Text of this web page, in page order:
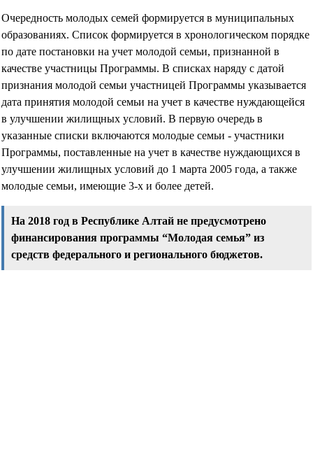
Очередность молодых семей формируется в муниципальных
образованиях. Список формируется в хронологическом порядке
по дате постановки на учет молодой семьи, признанной в
качестве участницы Программы. В списках наряду с датой
признания молодой семьи участницей Программы указывается
дата принятия молодой семьи на учет в качестве нуждающейся
в улучшении жилищных условий. В первую очередь в
указанные списки включаются молодые семьи - участники
Программы, поставленные на учет в качестве нуждающихся в
улучшении жилищных условий до 1 марта 2005 года, а также
молодые семьи, имеющие 3-х и более детей.
На 2018 год в Республике Алтай не предусмотрено
финансирования программы “Молодая семья” из
средств федерального и регионального бюджетов.